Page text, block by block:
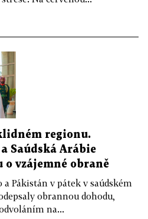
regionu.
Saúdská Arábie
o vzájemné obraně
a Pákistán v pátek v saúdském
obrannou dohodu,
na...